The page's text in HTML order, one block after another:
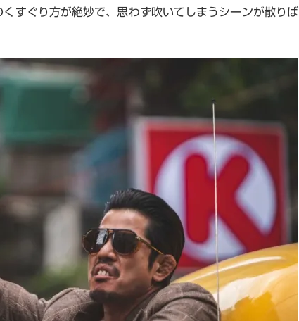
すぐり方が絶妙で、思わず吹いてしまうシーンが散りば